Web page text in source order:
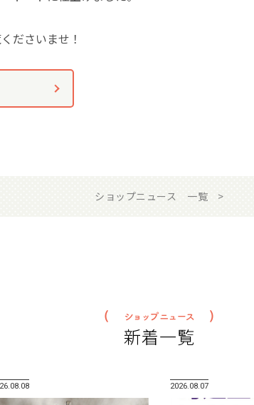
ださいませ！
ショップニュース 一覧
新着一覧
2026.08.07